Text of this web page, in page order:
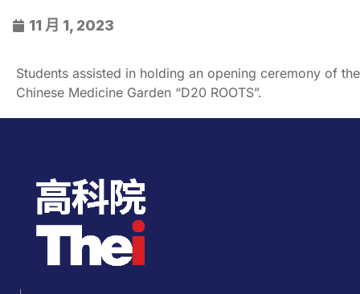
11 月 1, 2023
Students assisted in holding an opening ceremony of the
Chinese Medicine Garden “D20 ROOTS”.